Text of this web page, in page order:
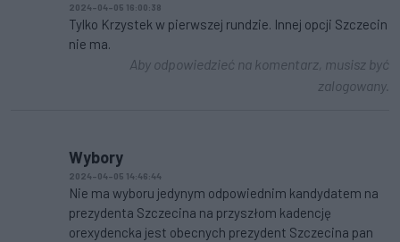
2024-04-05 16:00:38
Tylko Krzystek w pierwszej rundzie. Innej opcji Szczecin
nie ma.
Aby odpowiedzieć na komentarz, musisz być
zalogowany.
Wybory
2024-04-05 14:46:44
Nie ma wyboru jedynym odpowiednim kandydatem na
prezydenta Szczecina na przyszłom kadencję
orexydencka jest obecnych prezydent Szczecina pan